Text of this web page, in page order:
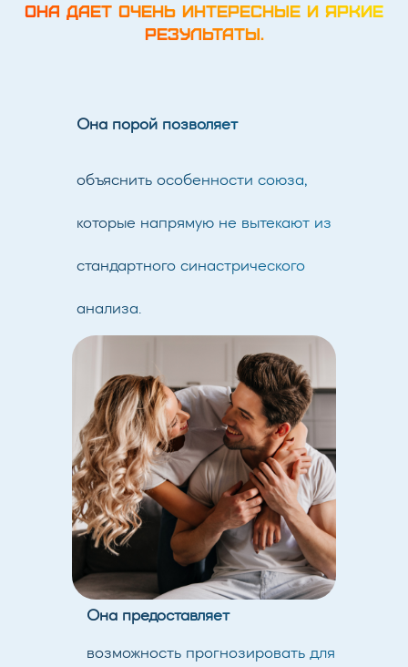
ОНА ДАЕТ ОЧЕНЬ ИНТЕРЕСНЫЕ И ЯРКИЕ
РЕЗУЛЬТАТЫ.
Она порой позволяет
объяснить особенности союза,
которые напрямую не вытекают из
стандартного синастрического
анализа.
Она предоставляет
возможность прогнозировать для